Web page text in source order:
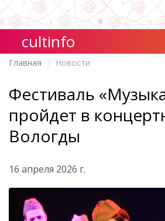
cultinfo
Главная Новости
Фестиваль
пройдет в
Вологды
16 апреля 2026 г.